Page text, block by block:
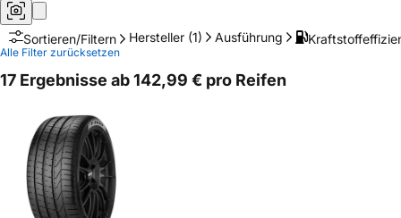
Sortieren/Filtern Hersteller (1) Ausführung
Alle Filter zurücksetzen
17 Ergebnisse ab 142,99 € pro Reifen